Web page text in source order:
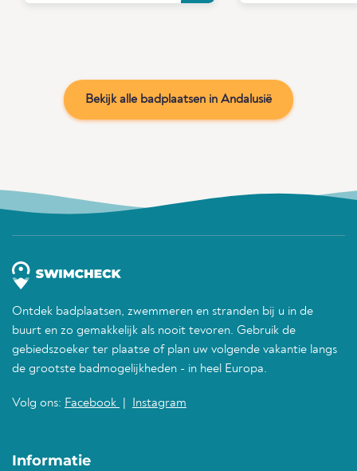
Bekijk alle badplaatsen in Andalusië
Ontdek badplaatsen, zwemmeren en stranden bij u in de
buurt en zo gemakkelijk als nooit tevoren. Gebruik de
gebiedszoeker ter plaatse of plan uw volgende vakantie langs
de grootste badmogelijkheden - in heel Europa.
Volg ons: Facebook Instagram
Informatie